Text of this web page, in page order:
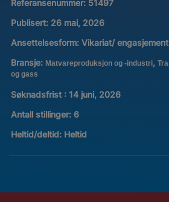
Referansenummer: 51497
Publisert: 26 mai, 2026
Ansettelsesform: Vikariat/ engasjement
Bransje: Matvareproduksjon og -industri,
og gass
Søknadsfrist : 14 juni, 2026
Antall stillinger: 6
Heltid/deltid: Heltid